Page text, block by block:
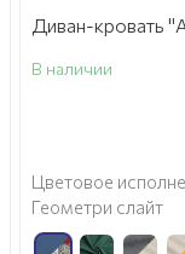
Диван-кровать
В наличии
Цветовое
Геометри слайт